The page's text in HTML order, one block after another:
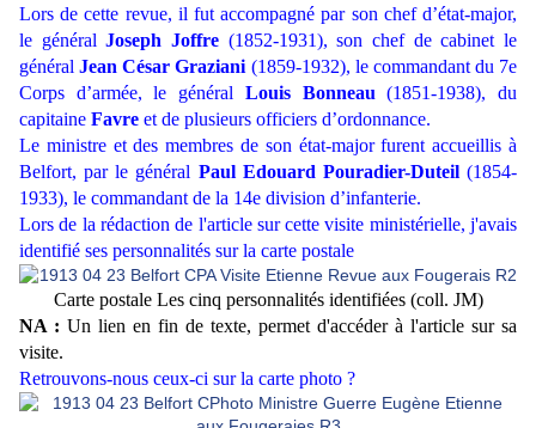
Lors de cette revue, il fut accompagné par son chef d’état-major,
le généralJoseph Joffre (1852-1931), son chef de cabinet le
généralJean César Graziani (1859-1932), le commandant du 7e
Corps d’armée, le général Louis Bonneau(1851-1938), du
capitaine Favre et de plusieurs officiers d’ordonnance.
Le ministre et des membres de son état-major furent accueillis à
Belfort, par le général Paul Edouard Pouradier-Duteil(1854-
1933), le commandant de la 14e division d’infanterie.
Lors de la rédaction de l'article sur cette visite ministérielle, j'avais
identifié ses personnalités sur la carte postale
Carte postale Les cinq personnalités identifiées (coll. JM)
NA : Un lien en fin de texte, permet d'accéder à l'article sur sa
visite.
Retrouvons-nous ceux-ci sur la carte photo ?